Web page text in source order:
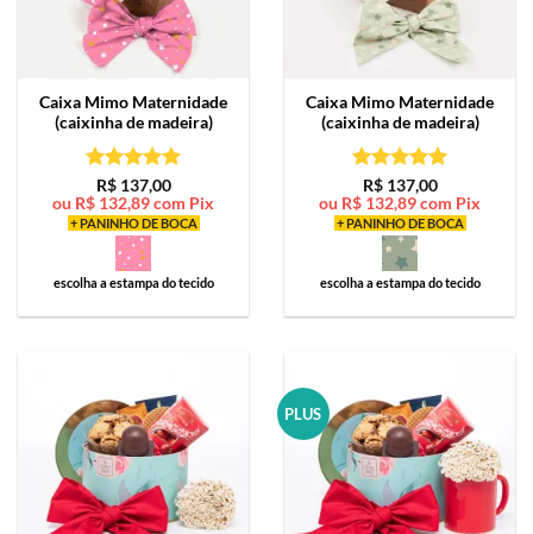
Caixa Mimo Maternidade
(caixinha de madeira)
Avaliação5
de 5
R$137,00
ou R$ 132,89com Pix
+ PANINHO DE BOCA
escolha a estampa do tecido
Caixa Mimo Maternidade
(caixinha de madeira)
Avaliação5
de 5
R$137,00
ou R$ 132,89com Pix
+ PANINHO DE BOCA
escolha a estampa do tecido
PLUS